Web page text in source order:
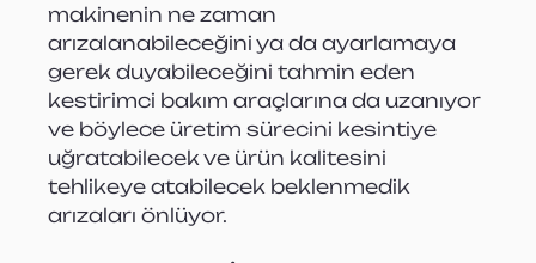
makinenin ne zaman
arızalanabileceğini ya da ayarlamaya
gerek duyabileceğini tahmin eden
kestirimci bakım araçlarına da uzanıyor
ve böylece üretim sürecini kesintiye
uğratabilecek ve ürün kalitesini
tehlikeye atabilecek beklenmedik
arızaları önlüyor.